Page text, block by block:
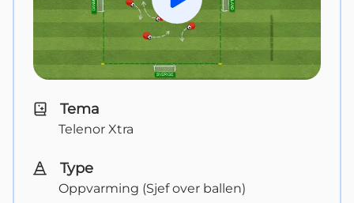
Spill av
Tema
Telenor Xtra
Type
Oppvarming (Sjef over ballen)